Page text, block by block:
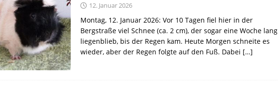
12. Januar 2026
Montag, 12. Januar 2026: Vor 10 Tagen fiel hier in der
Bergstraße viel Schnee (ca. 2 cm), der sogar eine Woche lang
liegenblieb, bis der Regen kam. Heute Morgen schneite es
wieder, aber der Regen folgte auf den Fuß. Dabei […]